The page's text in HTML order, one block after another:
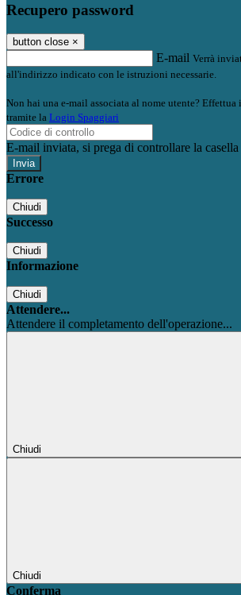
Recupero password
button close ×
E-mail Verrà
all'indirizzo indicato con le istruzioni necessarie.
Non hai una e-mail associata al nome utente? Effettua
tramite la Login Spaggiari
E-mail inviata, si prega di controllare la
Errore
Chiudi
Successo
Chiudi
Informazione
Chiudi
Attendere...
Attendere il completamento dell'operazione...
Chiudi
Chiudi
Conferma